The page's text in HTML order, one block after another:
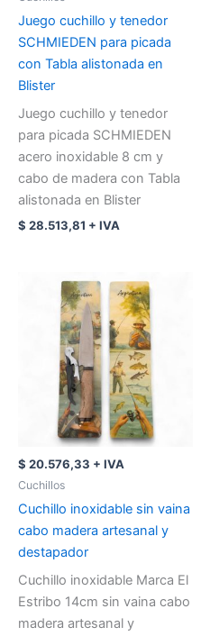
Juego cuchillo y tenedor
SCHMIEDEN para picada
con Tabla alistonada en
Blister
Juego cuchillo y tenedor
para picada SCHMIEDEN
acero inoxidable 8 cm y
cabo de madera con Tabla
alistonada en Blister
$ 28.513,81 + IVA
$ 20.576,33 + IVA
Cuchillos
Cuchillo inoxidable sin vaina
cabo madera artesanal y
destapador
Cuchillo inoxidable Marca El
Estribo 14cm sin vaina cabo
madera artesanal y